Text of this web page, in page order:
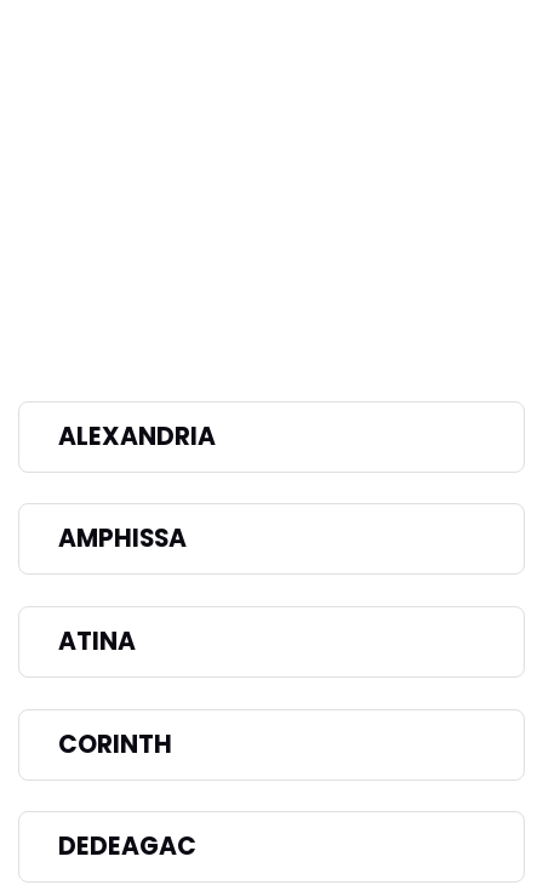
ALEXANDRIA
AMPHISSA
ATINA
CORINTH
DEDEAGAC